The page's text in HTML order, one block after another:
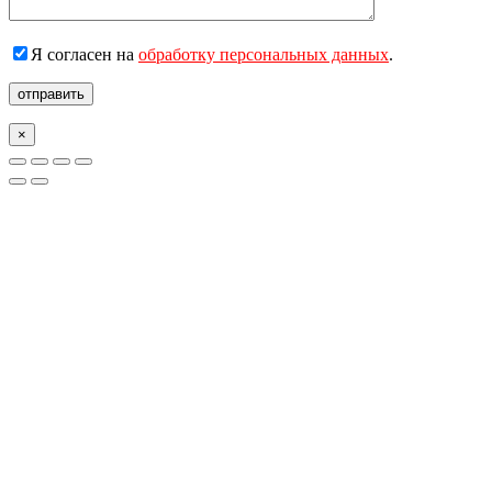
Я согласен на обработку персональных данных.
отправить
×